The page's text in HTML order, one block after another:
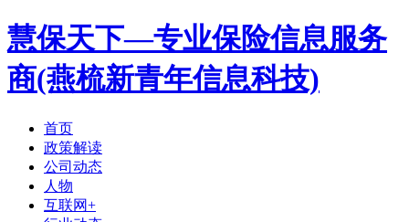
慧保天下—专业保险信息服务
商(燕梳新青年信息科技)
首页
政策解读
公司动态
人物
互联网+